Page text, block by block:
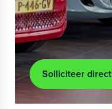
Solliciteer direct